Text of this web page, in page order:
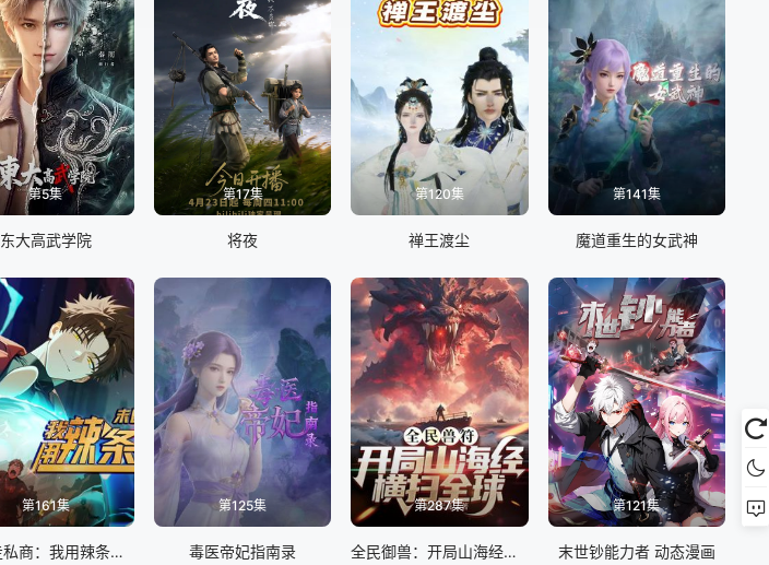
第5集
东大高武学院
第17集
将夜
第120集
禅王渡尘
第141集
魔道重生的女武神
第161集
末日走私商：我用辣条换金砖动态漫画
第125集
毒医帝妃指南录
第287集
全民御兽：开局山海经，我横扫全球
第121集
末世钞能力者 动态漫画